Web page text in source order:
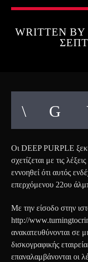
WRITTEN BY
Οι DEEP PURPLE
σχετίζεται με τις
εννοηθεί ότι αυτός
επερχόμενου 22ου
Με την είσοδο στην
http://
ανακατευθύνονται σε
δισκογραφικής
επαναλαμβάνονται οι